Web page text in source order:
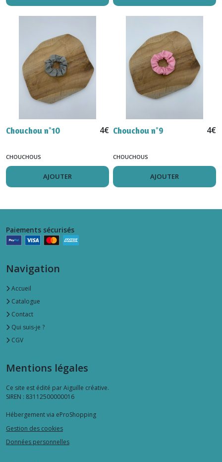
Chouchou n°10 4€
CHOUCHOUS
AJOUTER
Chouchou n°9 4€
CHOUCHOUS
AJOUTER
Paiements sécurisés
Navigation
Accueil
Catalogue
Contact
Qui suis-je ?
CGV
Mentions légales
Ce site est édité par Aiguille créative.
SIREN : 83112500000016
Hébergement via eProShopping
Gestion des cookies
Données personnelles